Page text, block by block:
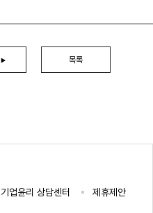
▶ 목록
기업윤리 상담센터 제휴제안